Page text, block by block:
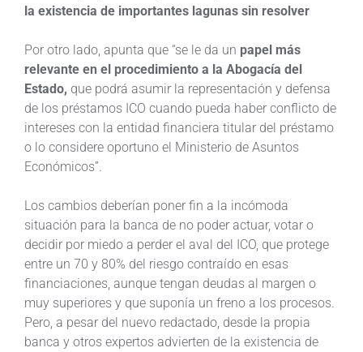
la existencia de importantes lagunas sin resolver
Por otro lado, apunta que “se le da un papel más
relevante en el procedimiento a la Abogacía del
Estado, que podrá asumir la representación y defensa
de los préstamos ICO cuando pueda haber conflicto de
intereses con la entidad financiera titular del préstamo
o lo considere oportuno el Ministerio de Asuntos
Económicos”.
Los cambios deberían poner fin a la incómoda
situación para la banca de no poder actuar, votar o
decidir por miedo a perder el aval del ICO, que protege
entre un 70 y 80% del riesgo contraído en esas
financiaciones, aunque tengan deudas al margen o
muy superiores y que suponía un freno a los procesos.
Pero, a pesar del nuevo redactado, desde la propia
banca y otros expertos advierten de la existencia de